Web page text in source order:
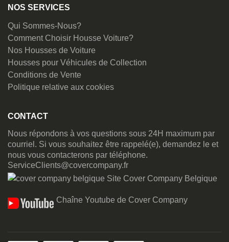
NOS SERVICES
Qui Sommes-Nous?
Comment Choisir Housse Voiture?
Nos Housses de Voiture
Housses pour Véhicules de Collection
Conditions de Vente
Politique relative aux cookies
CONTACT
Nous répondons à vos questions sous 24H maximum par
courriel. Si vous souhaitez être rappelé(e), demandez le et
nous vous contacterons par téléphone.
ServiceClients@covercompany.fr
Site Cover Company Belgique
Chaîne Youtube de Cover Company